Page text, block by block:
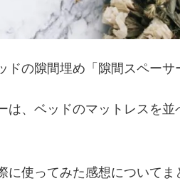
ドの隙間埋め「隙間スペーサ
は、ベッドのマットレスを
に使ってみた感想についてま